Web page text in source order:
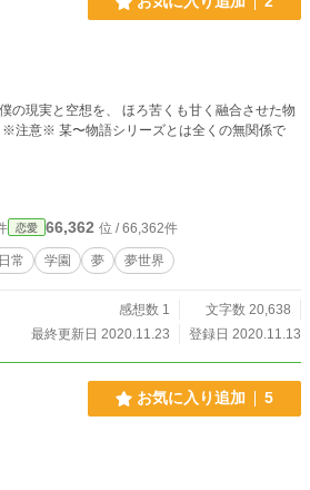
の現実と空想を、 ほろ苦くも甘く融合させた物
恋愛 66,362 位 / 66,362件
日常 学園 夢 夢世界
感想数 1
文字数 20,638
最終更新日 2020.11.23
登録日 2020.11.13
お気に入り追加 5